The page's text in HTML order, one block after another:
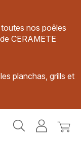
nos poêles
CERAMETE
planchas, grills et
MonMon